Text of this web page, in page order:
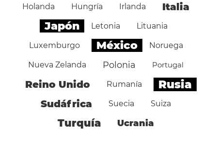
Holanda Hungría Irlanda Italia
Japón Letonia Lituania
Luxemburgo México Noruega
Nueva Zelanda Polonia Portugal
Reino Unido Rumanía Rusia
Sudáfrica Suecia Suiza
Turquía Ucrania